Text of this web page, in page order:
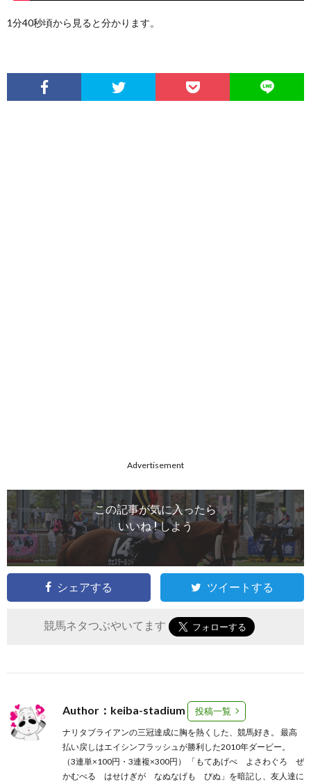
1分40秒頃から見ると分かります。
Advertisement
この記事が気に入ったら
いいね ! しよう
シェアする ツイートする
競馬ネタつぶやいてます
Author：keiba-stadium 投稿一覧
ナリタブライアンの三冠達成に胸を熱くした、競馬好き。 最高
払い戻しはエイシンフラッシュが勝利した2010年ダービー。
（3連単×100円・3連複×300円） 「もてあげぺ よさわぐろ ぜ
かむべる はせけぎが なぬなげも びぬ」を暗記し、友人達に